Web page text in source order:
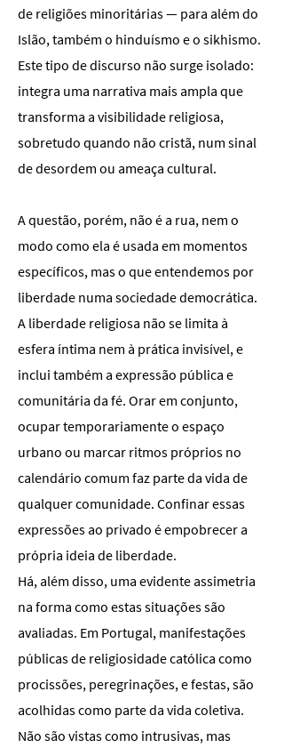
de religiões minoritárias — para além do
Islão, também o hinduísmo e o sikhismo.
Este tipo de discurso não surge isolado:
integra uma narrativa mais ampla que
transforma a visibilidade religiosa,
sobretudo quando não cristã, num sinal
de desordem ou ameaça cultural.
A questão, porém, não é a rua, nem o
modo como ela é usada em momentos
específicos, mas o que entendemos por
liberdade numa sociedade democrática.
A liberdade religiosa não se limita à
esfera íntima nem à prática invisível, e
inclui também a expressão pública e
comunitária da fé. Orar em conjunto,
ocupar temporariamente o espaço
urbano ou marcar ritmos próprios no
calendário comum faz parte da vida de
qualquer comunidade. Confinar essas
expressões ao privado é empobrecer a
própria ideia de liberdade.
Há, além disso, uma evidente assimetria
na forma como estas situações são
avaliadas. Em Portugal, manifestações
públicas de religiosidade católica como
procissões, peregrinações, e festas, são
acolhidas como parte da vida coletiva.
Não são vistas como intrusivas, mas